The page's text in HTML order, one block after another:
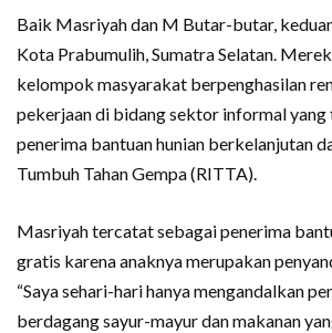
Baik Masriyah dan M Butar-butar,
Kota Prabumulih, Sumatra Selatan.
kelompok masyarakat berpenghasilan
pekerjaan di bidang sektor informal
penerima bantuan hunian berkelanjutan
Tumbuh Tahan Gempa (RITTA).
Masriyah tercatat sebagai penerima
gratis karena anaknya merupakan
“Saya sehari-hari hanya mengandalkan
berdagang sayur-mayur dan makanan